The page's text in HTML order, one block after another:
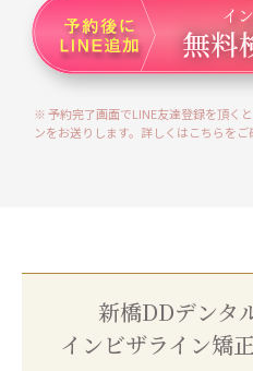
※ 予約完了画面でLINE友達登録を頂く
ンをお送りします。詳しくはこちらをご
新橋DDデンタ
インビザライン矯